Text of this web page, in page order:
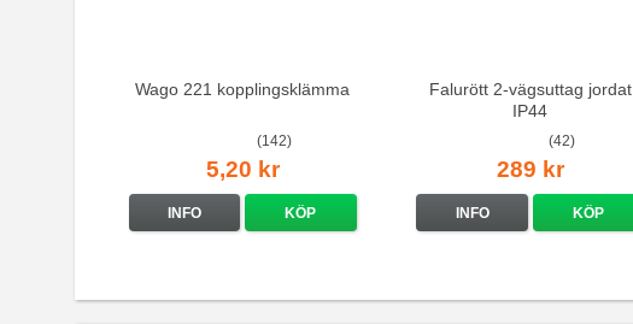
Wago 221 kopplingsklämma
(142)
5,20 kr
INFO KÖP
Falurött 2-vägsuttag jordat
IP44
(42)
289 kr
INFO KÖP